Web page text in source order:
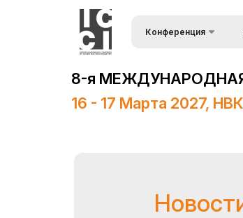
Конференция
Программа конференции
Спонсоры
Итоги конференции
8-я
16 - 17 Марта 2027,